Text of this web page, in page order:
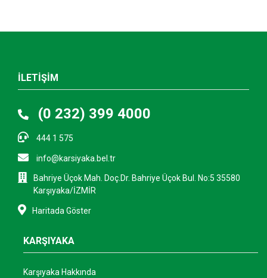
İLETİŞİM
(0 232) 399 4000
444 1 575
info@karsiyaka.bel.tr
Bahriye Üçok Mah. Doç.Dr. Bahriye Üçok Bul. No:5 35580
Karşıyaka/İZMİR
Haritada Göster
KARŞIYAKA
Karşıyaka Hakkında